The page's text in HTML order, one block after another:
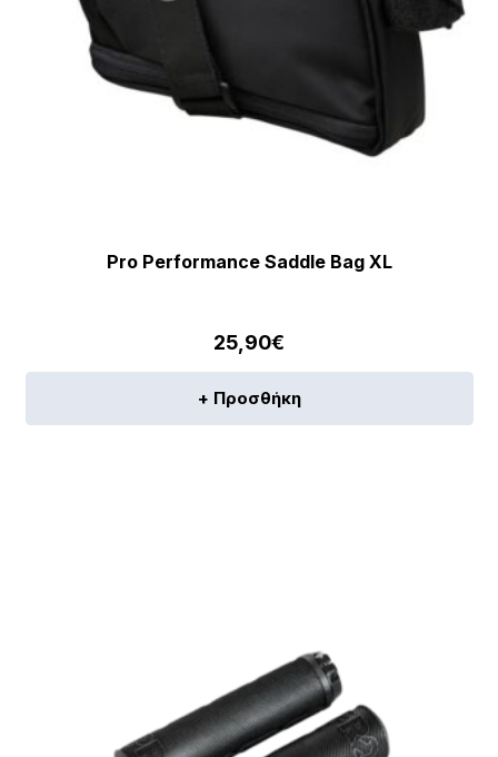
Pro Performance Saddle Bag XL
25,90€
+ Προσθήκη